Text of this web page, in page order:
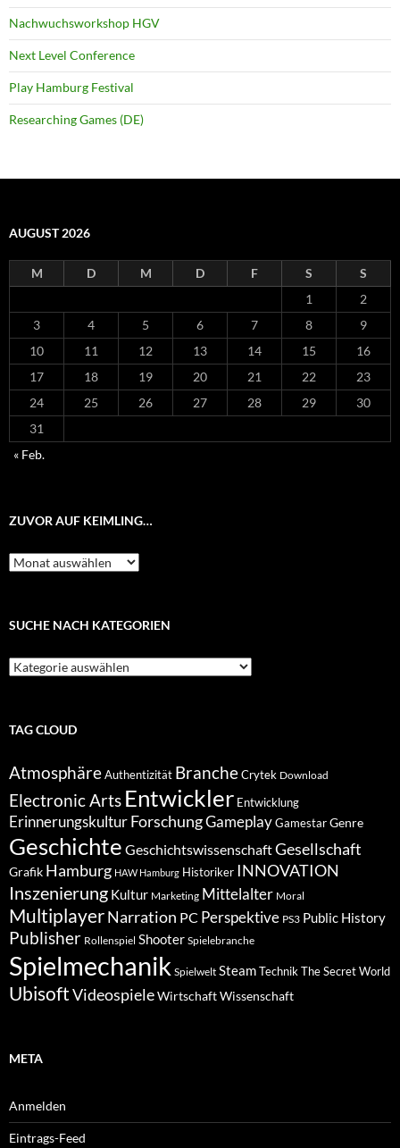
Nachwuchsworkshop HGV
Next Level Conference
Play Hamburg Festival
Researching Games (DE)
AUGUST 2026
M D M D F S
S
1
2
3
4 5 6 7 8
9
10
11 12 13 14 15
16
17
18 19 20 21 22
23
24
25 26 27 28 29
30
31
« Feb.
ZUVOR AUF KEIMLING…
Zuvor
auf
SUCHE NACH KATEGORIEN
Suche
nach
TAG CLOUD
Atmosphäre Authentizität Branche Crytek Download
Electronic Arts Entwickler Entwicklung
Erinnerungskultur ForschungGameplay Gamestar Genre
Geschichte GeschichtswissenschaftGesellschaft
Grafik Hamburg HAW Hamburg Historiker INNOVATION
Inszenierung Kultur Marketing Mittelalter Moral
MultiplayerNarration PC Perspektive PS3 Public History
Publisher Rollenspiel Shooter Spielebranche
Spielmechanik Spielwelt Steam Technik The Secret World
UbisoftVideospieleWirtschaftWissenschaft
META
Anmelden
Eintrags-Feed